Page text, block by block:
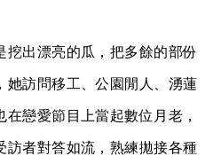
挖出漂亮的瓜，把多餘的部份
她訪問移工、公園閒人、湧蓮
戀愛節目上當起數位月老，
訪者對答如流，熟練拋接各種